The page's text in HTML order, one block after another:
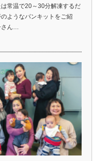
常温で20～30分解凍するだ
ようなパンキットをご紹
さん…